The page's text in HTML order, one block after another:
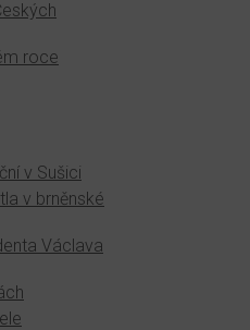
roce
v Sušici
v brněnské
Václava